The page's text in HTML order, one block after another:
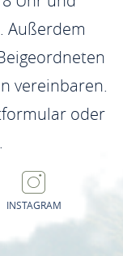
Außerdem
vereinbaren.
oder
INSTAGRAM